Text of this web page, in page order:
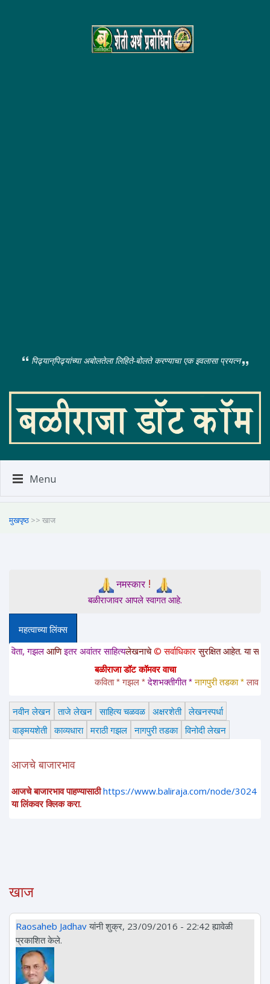
पिढ्यान्‌पिढ्यांच्या अबोलतेला लिहिते-बोलते करण्याचा एक इवलासा प्रयत्न
Menu
मुखपृष्ठ >> खाज
नमस्कार!
बळीराजावर आपले स्वागत आहे.
महत्वाच्या लिंक्स
गझलआणिइतर अवांतर साहित्यलेखनाचे© सर्वाधिकारसुरक्षित आहेत. या साईटवरचे
बळीराजा डॉट कॉमवर वाचा
कविता * गझल * देशभक्तीगीत * नागपुरी तडका * लावणी *
नवीन लेखन ताजे लेखन साहित्य चळवळ अक्षरशेती लेखनस्पर्धा
वाङ्मयशेती काव्यधारा मराठी गझल नागपुरी तडका विनोदी लेखन
आजचे बाजारभाव
आजचे बाजारभाव पाहण्यासाठी https://www.baliraja.com/node/3024
या लिंकवर क्लिक करा.
खाज
Raosaheb Jadhavयांनी शुक्र, 23/09/2016 - 22:42 ह्यावेळी
प्रकाशित केले.